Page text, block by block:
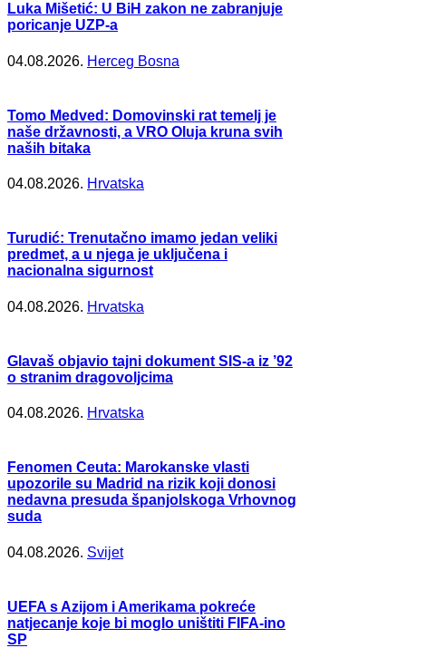
Luka Mišetić: U BiH zakon ne zabranjuje
poricanje UZP-a
04.08.2026. Herceg Bosna
Tomo Medved: Domovinski rat temelj je
naše državnosti, a VRO Oluja kruna svih
naših bitaka
04.08.2026. Hrvatska
Turudić: Trenutačno imamo jedan veliki
predmet, a u njega je uključena i
nacionalna sigurnost
04.08.2026. Hrvatska
Glavaš objavio tajni dokument SIS-a iz ’92
o stranim dragovoljcima
04.08.2026. Hrvatska
Fenomen Ceuta: Marokanske vlasti
upozorile su Madrid na rizik koji donosi
nedavna presuda španjolskoga Vrhovnog
suda
04.08.2026. Svijet
UEFA s Azijom i Amerikama pokreće
natjecanje koje bi moglo uništiti FIFA-ino
SP